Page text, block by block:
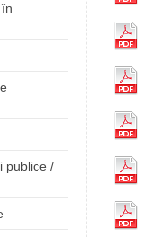
publice /